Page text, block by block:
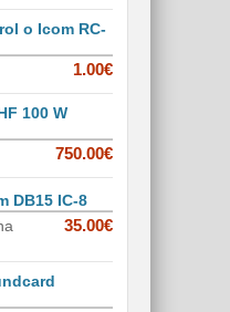
o Icom RC-
1.00€
100 W
750.00€
DB15 IC-8
35.00€